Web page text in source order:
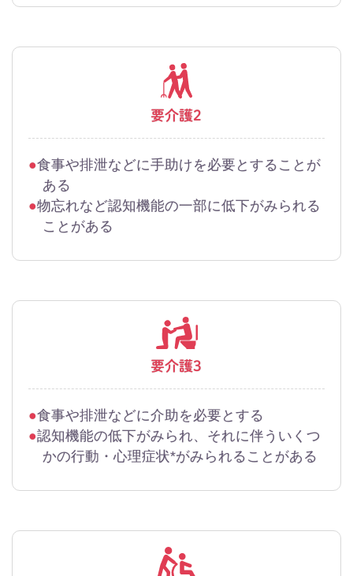
要介護2
食事や排泄などに手助けを必要とすることが
ある
物忘れなど認知機能の一部に低下がみられる
ことがある
要介護3
食事や排泄などに介助を必要とする
認知機能の低下がみられ、それに伴ういくつ
かの行動・心理症状*がみられることがある